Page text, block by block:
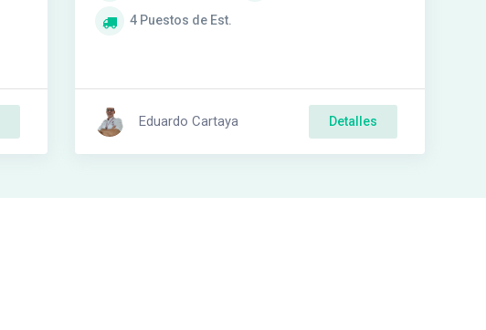
4 Puestos de Est.
Eduardo Cartaya Detalles